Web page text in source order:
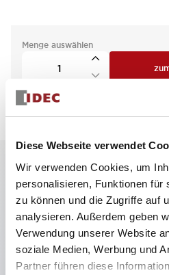
Diese Webseite verwendet
Wir verwenden Cookies, um
personalisieren, Funktionen für
zu können und die Zugriffe auf
analysieren. Außerdem geben
Verwendung unserer Website
soziale Medien, Werbung und
Partner führen diese
Menge auswählen
Hauptmerkmale
Pilztaster, 2NC-Kontakt,
Schraubanschluss, gelber